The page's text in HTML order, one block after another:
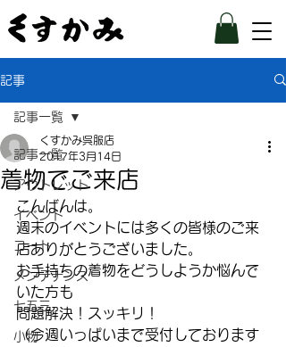
記事
記事一覧
アウトレット
イベント
コート
メンテナンス
七五三
小物
記事一覧
着物でご来店
くすかみ呉服店
2017年3月14日
こんばんは。
週末のイベントには多くの皆様のご来
店ありがとうございました。
お手持ちの着物をどうしようか悩んで
いた方も
問題解決！スッキリ！
（今週いっぱいまで受付しております